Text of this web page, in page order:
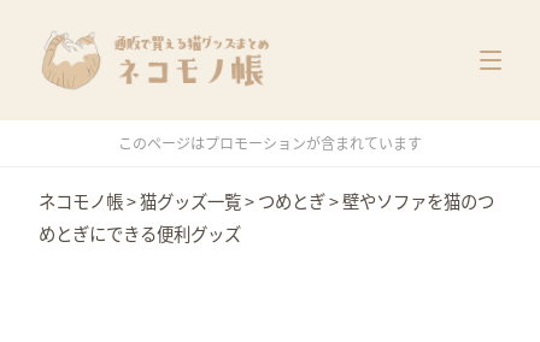
猫グッズ一覧
メーカー別
価格別
このページはプロモーションが含まれています
ネコモノ帳>猫グッズ一覧>つめとぎ>壁やソファを猫のつ
めとぎにできる便利グッズ